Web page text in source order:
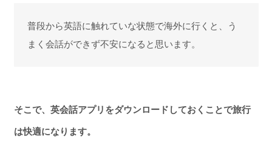
普段から英語に触れていな状態で海外に行くと、う
まく会話ができず不安になると思います。
そこで、英会話アプリをダウンロードしておくことで旅行
は快適になります。